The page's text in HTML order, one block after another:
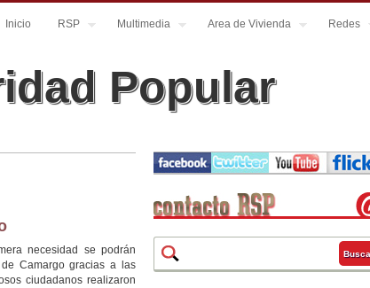
Popular
Inicio RSP Multimedia Area de Vivienda Redes
necesidad se podrán
Camargo gracias a las
ciudadanos realizaron
Formulario de búsqueda
Buscar